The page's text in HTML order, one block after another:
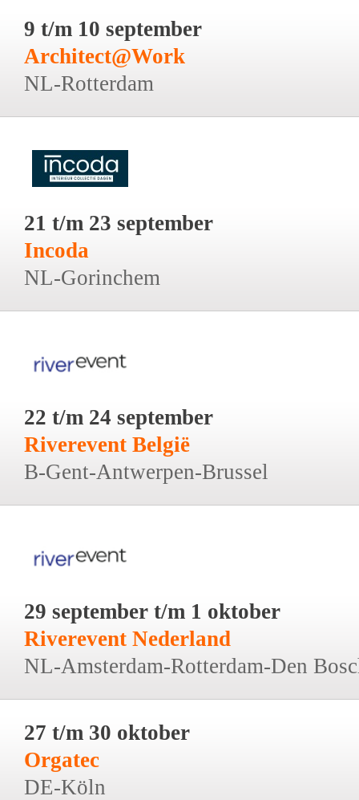
9 t/m 10 september
Architect@Work
NL-Rotterdam
21 t/m 23 september
Incoda
NL-Gorinchem
22 t/m 24 september
Riverevent België
B-Gent-Antwerpen-Brussel
29 september t/m 1 oktober
Riverevent Nederland
NL-Amsterdam-Rotterdam-Den
27 t/m 30 oktober
Orgatec
DE-Köln